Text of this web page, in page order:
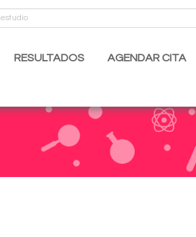
RESULTADOS AGENDAR CITA